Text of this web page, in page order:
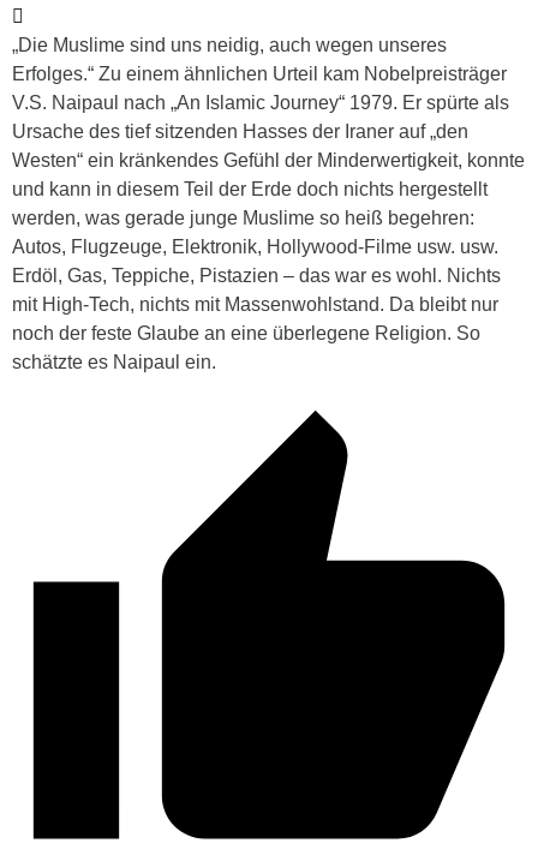
„Die Muslime sind uns neidig, auch wegen unseres
Erfolges.“ Zu einem ähnlichen Urteil kam Nobelpreisträger
V.S. Naipaul nach „An Islamic Journey“ 1979. Er spürte als
Ursache des tief sitzenden Hasses der Iraner auf „den
Westen“ ein kränkendes Gefühl der Minderwertigkeit, konnte
und kann in diesem Teil der Erde doch nichts hergestellt
werden, was gerade junge Muslime so heiß begehren:
Autos, Flugzeuge, Elektronik, Hollywood-Filme usw. usw.
Erdöl, Gas, Teppiche, Pistazien – das war es wohl. Nichts
mit High-Tech, nichts mit Massenwohlstand. Da bleibt nur
noch der feste Glaube an eine überlegene Religion. So
schätzte es Naipaul ein.